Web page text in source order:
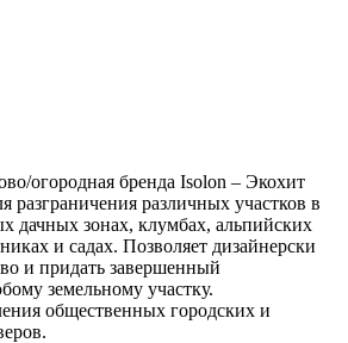
огородная бренда Isolon – Экохит
разграничения различных участков в
дачных зонах, клумбах, альпийских
и садах. Позволяет дизайнерски
и придать завершенный
земельному участку.
общественных городских и